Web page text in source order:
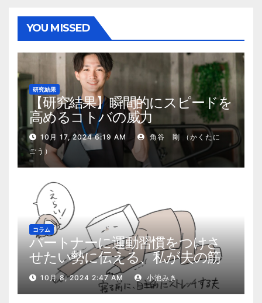
YOU MISSED
研究結果
【研究結果】瞬間的にスピードを
高めるコトバの威力
10月 17, 2024 6:19 AM
角谷 剛 （かくたに
ごう）
コラム
パートナーに運動習慣をつけさ
せたい勢に伝える、私が夫の筋
肉量を2kg増やした5ステップ
10月 8, 2024 2:47 AM 小池みき